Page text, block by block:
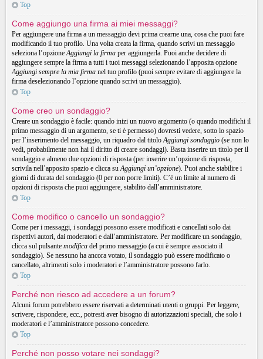
Top
Come aggiungo una firma ai miei messaggi?
Per aggiungere una firma a un messaggio devi prima crearne una, cosa che puoi fare
modificando il tuo profilo. Una volta creata la firma, quando scrivi un messaggio
seleziona l’opzioneAggiungi la firma per aggiungerla. Puoi anche decidere di
aggiungere sempre la firma a tutti i tuoi messaggi selezionando l’apposita opzione
Aggiungi sempre la mia firma nel tuo profilo (puoi sempre evitare di aggiungere la
firma deselezionando l’opzione quando scrivi un messaggio).
Top
Come creo un sondaggio?
Creare un sondaggio è facile: quando inizi un nuovo argomento (o quando modifichi il
primo messaggio di un argomento, se ti è permesso) dovresti vedere, sotto lo spazio
per l’inserimento del messaggio, un riquadro dal titoloAggiungi sondaggio (se non lo
vedi, probabilmente non hai il diritto di creare sondaggi). Basta inserire un titolo per il
sondaggio e almeno due opzioni di risposta (per inserire un’opzione di risposta,
scrivila nell’apposito spazio e clicca suAggiungi un’opzione). Puoi anche stabilire i
giorni di durata del sondaggio (0 per non porre limiti). C’è un limite al numero di
opzioni di risposta che puoi aggiungere, stabilito dall’amministratore.
Top
Come modifico o cancello un sondaggio?
Come per i messaggi, i sondaggi possono essere modificati e cancellati solo dai
rispettivi autori, dai moderatori e dall’amministratore. Per modificare un sondaggio,
clicca sul pulsante modifica del primo messaggio (a cui è sempre associato il
sondaggio). Se nessuno ha ancora votato, il sondaggio può essere modificato o
cancellato, altrimenti solo i moderatori e l’amministratore possono farlo.
Top
Perché non riesco ad accedere a un forum?
Alcuni forum potrebbero essere riservati a determinati utenti o gruppi. Per leggere,
scrivere, rispondere, ecc., potresti aver bisogno di autorizzazioni speciali, che solo i
moderatori e l’amministratore possono concedere.
Top
Perché non posso votare nei sondaggi?